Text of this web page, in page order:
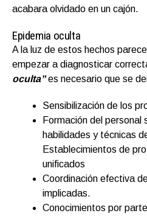
acabara olvidado en un cajón.
Epidemia oculta
A la luz de estos hechos
empezar a diagnosticar
oculta”es necesario que se
Sensibilización de los
Formación del personal
habilidades y técnicas
Establecimientos de
unificados
Coordinación efectiva
implicadas.
Conocimientos por